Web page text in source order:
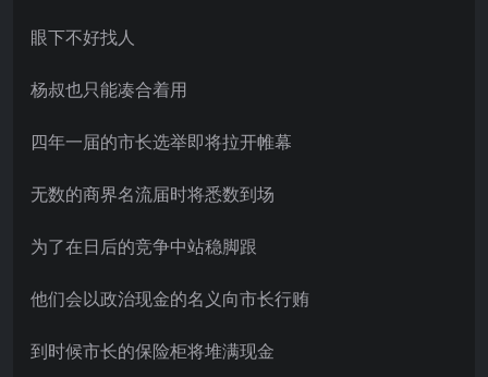
眼下不好找人
杨叔也只能凑合着用
四年一届的市长选举即将拉开帷幕
无数的商界名流届时将悉数到场
为了在日后的竞争中站稳脚跟
他们会以政治现金的名义向市长行贿
到时候市长的保险柜将堆满现金